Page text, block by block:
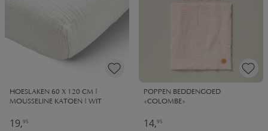
HOESLAKEN 60 X 120 CM |
MOUSSELINE KATOEN | WIT
19,95
POPPEN BEDDENGOED
«COLOMBE»
14,95